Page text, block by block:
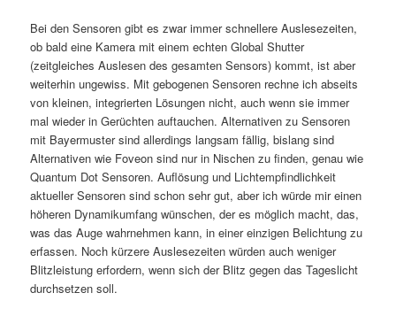
Bei den Sensoren gibt es zwar immer schnellere Auslesezeiten,
ob bald eine Kamera mit einem echten Global Shutter
(zeitgleiches Auslesen des gesamten Sensors) kommt, ist aber
weiterhin ungewiss. Mit gebogenen Sensoren rechne ich abseits
von kleinen, integrierten Lösungen nicht, auch wenn sie immer
mal wieder in Gerüchten auftauchen. Alternativen zu Sensoren
mit Bayermuster sind allerdings langsam fällig, bislang sind
Alternativen wie Foveon sind nur in Nischen zu finden, genau wie
Quantum Dot Sensoren. Auflösung und Lichtempfindlichkeit
aktueller Sensoren sind schon sehr gut, aber ich würde mir einen
höheren Dynamikumfang wünschen, der es möglich macht, das,
was das Auge wahrnehmen kann, in einer einzigen Belichtung zu
erfassen. Noch kürzere Auslesezeiten würden auch weniger
Blitzleistung erfordern, wenn sich der Blitz gegen das Tageslicht
durchsetzen soll.